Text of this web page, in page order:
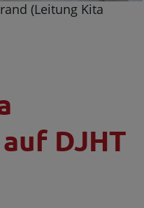
(Leitung Kita
DJHT